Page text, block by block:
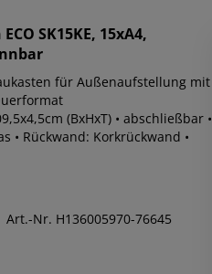
SK15KE, 15xA4,
für Außenaufstellung mit
(BxHxT) • abschließbar •
• Rückwand: Korkrückwand •
Art.-Nr. H136005970-76645